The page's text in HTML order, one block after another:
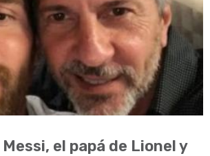
el papá de Lionel y